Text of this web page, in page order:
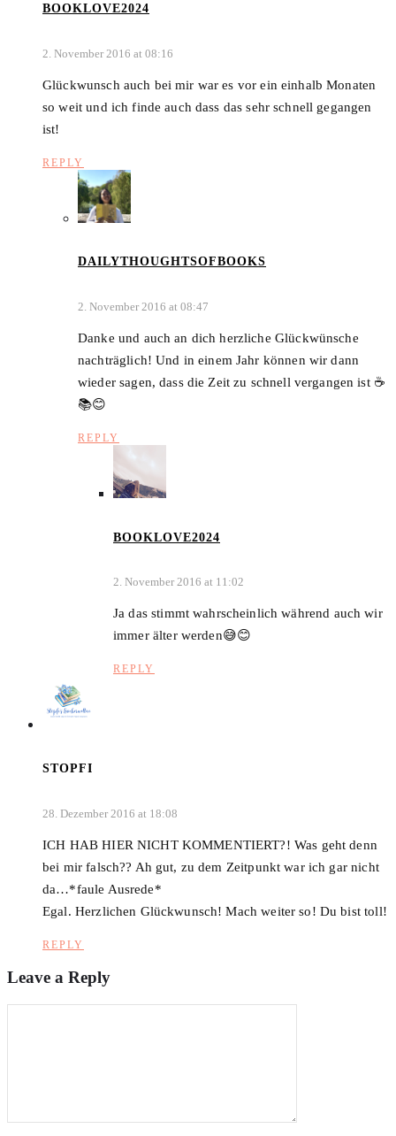
BOOKLOVE2024
2. November 2016 at 08:16
Glückwunsch auch bei mir war es vor ein einhalb Monaten
so weit und ich finde auch dass das sehr schnell gegangen
ist!
REPLY
DAILYTHOUGHTSOFBOOKS
2. November 2016 at 08:47
Danke und auch an dich herzliche Glückwünsche
nachträglich! Und in einem Jahr können wir dann
wieder sagen, dass die Zeit zu schnell vergangen ist ☕️
📚😊
REPLY
BOOKLOVE2024
2. November 2016 at 11:02
Ja das stimmt wahrscheinlich während auch wir
immer älter werden😅😊
REPLY
STOPFI
28. Dezember 2016 at 18:08
ICH HAB HIER NICHT KOMMENTIERT?! Was geht denn
bei mir falsch?? Ah gut, zu dem Zeitpunkt war ich gar nicht
da…*faule Ausrede*
Egal. Herzlichen Glückwunsch! Mach weiter so! Du bist toll!
REPLY
Leave a Reply